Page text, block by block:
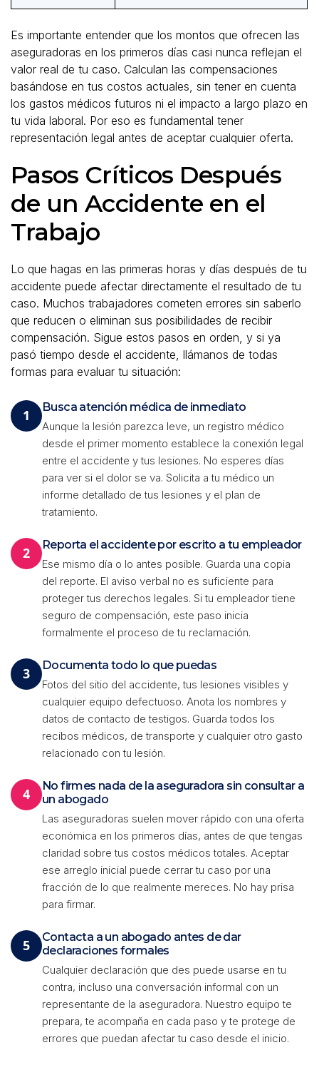
Es importante entender que los montos que ofrecen las
aseguradoras en los primeros días casi nunca reflejan el
valor real de tu caso. Calculan las compensaciones
basándose en tus costos actuales, sin tener en cuenta
los gastos médicos futuros ni el impacto a largo plazo en
tu vida laboral. Por eso es fundamental tener
representación legal antes de aceptar cualquier oferta.
Pasos Críticos Después
de un Accidente en el
Trabajo
Lo que hagas en las primeras horas y días después de tu
accidente puede afectar directamente el resultado de tu
caso. Muchos trabajadores cometen errores sin saberlo
que reducen o eliminan sus posibilidades de recibir
compensación. Sigue estos pasos en orden, y si ya
pasó tiempo desde el accidente, llámanos de todas
formas para evaluar tu situación:
1
Busca atención médica de inmediato
Aunque la lesión parezca leve, un registro médico
desde el primer momento establece la conexión legal
entre el accidente y tus lesiones. No esperes días
para ver si el dolor se va. Solicita a tu médico un
informe detallado de tus lesiones y el plan de
tratamiento.
2
Reporta el accidente por escrito a tu empleador
Ese mismo día o lo antes posible. Guarda una copia
del reporte. El aviso verbal no es suficiente para
proteger tus derechos legales. Si tu empleador tiene
seguro de compensación, este paso inicia
formalmente el proceso de tu reclamación.
3
Documenta todo lo que puedas
Fotos del sitio del accidente, tus lesiones visibles y
cualquier equipo defectuoso. Anota los nombres y
datos de contacto de testigos. Guarda todos los
recibos médicos, de transporte y cualquier otro gasto
relacionado con tu lesión.
4
No firmes nada de la aseguradora sin consultar a
un abogado
Las aseguradoras suelen mover rápido con una oferta
económica en los primeros días, antes de que tengas
claridad sobre tus costos médicos totales. Aceptar
ese arreglo inicial puede cerrar tu caso por una
fracción de lo que realmente mereces. No hay prisa
para firmar.
5
Contacta a un abogado antes de dar
declaraciones formales
Cualquier declaración que des puede usarse en tu
contra, incluso una conversación informal con un
representante de la aseguradora. Nuestro equipo te
prepara, te acompaña en cada paso y te protege de
errores que puedan afectar tu caso desde el inicio.